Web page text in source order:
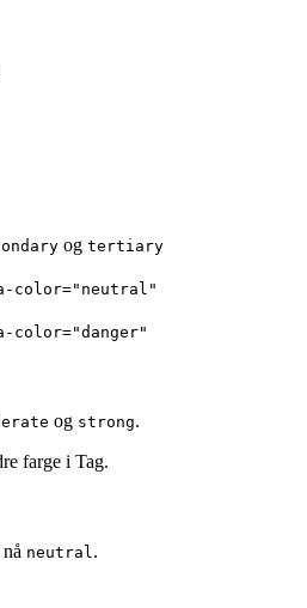
og tertiary
color="neutral"
color="danger"
og strong.
farge i Tag.
neutral .